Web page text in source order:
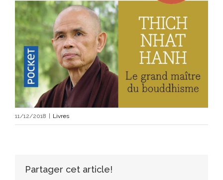
11/12/2018 Livres
Partager cet article!